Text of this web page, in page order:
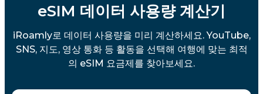
eSIM 데이터 사용량 계산기
iRoamly로 데이터 사용량을 미리 계산하세요. YouTube,
SNS, 지도, 영상 통화 등 활동을 선택해 여행에 맞는 최적
의 eSIM 요금제를 찾아보세요.